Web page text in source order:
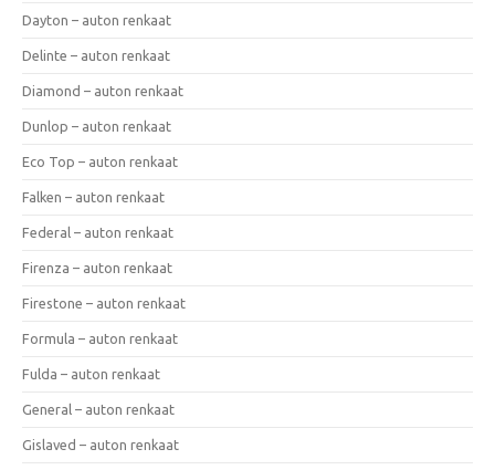
Dayton – auton renkaat
Delinte – auton renkaat
Diamond – auton renkaat
Dunlop – auton renkaat
Eco Top – auton renkaat
Falken – auton renkaat
Federal – auton renkaat
Firenza – auton renkaat
Firestone – auton renkaat
Formula – auton renkaat
Fulda – auton renkaat
General – auton renkaat
Gislaved – auton renkaat